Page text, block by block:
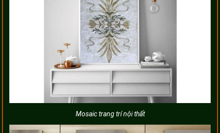
Mosaic trang trí nội thất